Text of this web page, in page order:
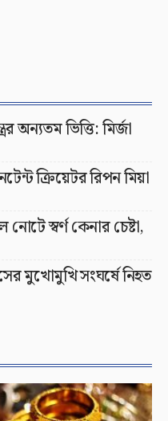
অন্যতম ভিত্তি: মির্জা
ক্রিয়েটর রিপন মিয়া
স্বর্ণ কেনার চেষ্টা,
মুখোমুখি সংঘর্ষে নিহত